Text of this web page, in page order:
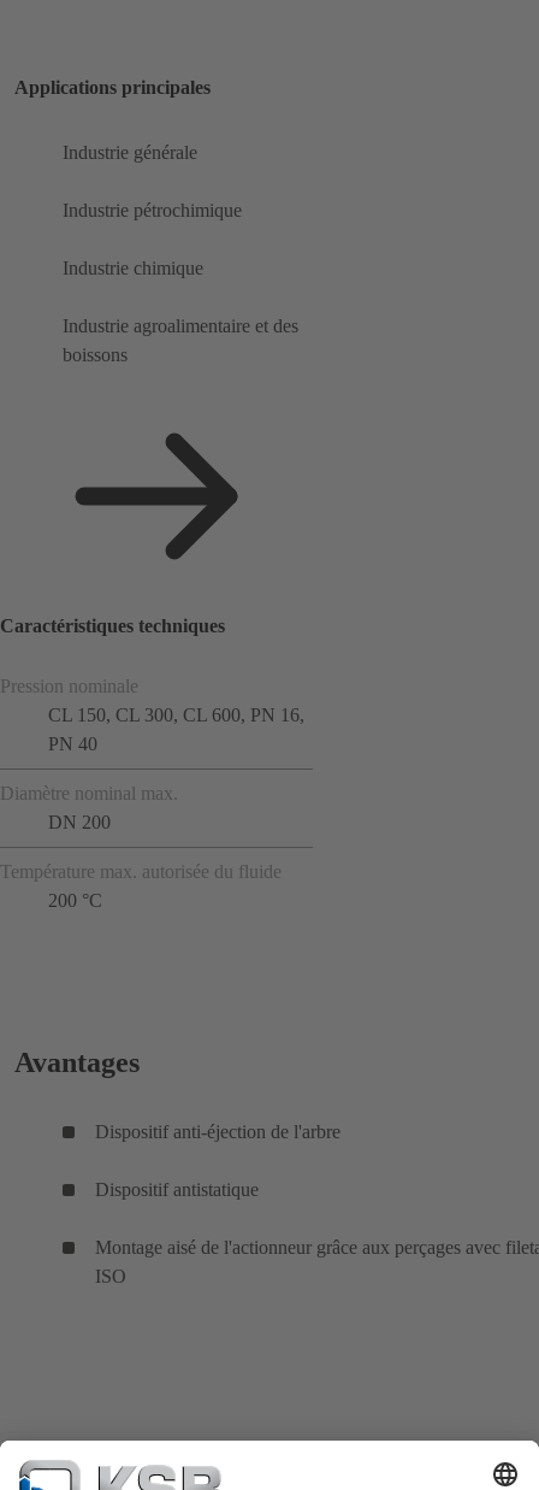
Applications principales
Industrie générale
Industrie pétrochimique
Industrie chimique
Industrie agroalimentaire et des
boissons
Caractéristiques techniques
Pression nominale
CL 150, CL 300, CL 600, PN 16,
PN 40
Diamètre nominal max.
DN 200
Température max. autorisée du fluide
200 °C
Avantages
Dispositif anti-éjection de l'arbre
Dispositif antistatique
Montage aisé de l'actionneur grâce aux perçages avec
ISO